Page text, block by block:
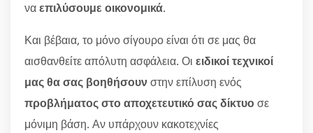
ναεπιλύσουμε οικονομικά.
Και βέβαια, το μόνο σίγουρο είναι ότι σε μας θα
αισθανθείτε απόλυτη ασφάλεια. Οι ειδικοί τεχνικοί
μας θα σας βοηθήσουνστην επίλυση ενός
προβλήματος στο αποχετευτικό σας δίκτυοσε
μόνιμη βάση. Αν υπάρχουν κακοτεχνίες